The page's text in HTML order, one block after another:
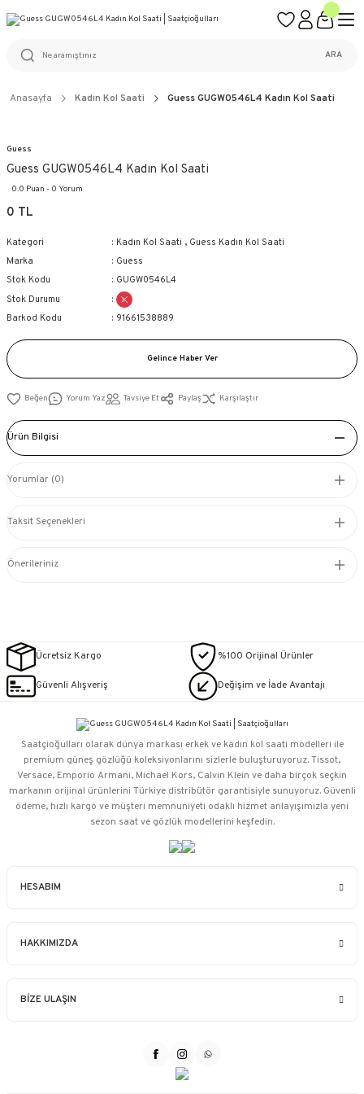
%100 ORİJİNAL ÜRÜN GARANTİSİ
ARA
Anasayfa Kadın Kol Saati Guess GUGW0546L4 Kadın Kol Saati
Guess
Guess GUGW0546L4 Kadın Kol Saati
0.0 Puan - 0 Yorum
0 TL
Kategori Kadın Kol Saati , Guess Kadın Kol Saati
Marka
Guess
Stok Kodu
GUGW0546L4
Stok Durumu
Barkod Kodu
91661538889
Gelince Haber Ver
Yorum Yaz Tavsiye Et Paylaş Karşılaştır
Ürün Bilgisi
Yorumlar (0)
Taksit Seçenekleri
Önerileriniz
Ücretsiz Kargo %100 Orijinal Ürünler
Güvenli Alışveriş Değişim ve İade Avantajı
HESABIM
HAKKIMIZDA
BİZE ULAŞIN
Saatçioğulları⁠ olarak dünya markası erkek ve kadın kol saati modelleri ile
premium güneş gözlüğü koleksiyonlarını sizlerle buluşturuyoruz. Tissot,
Versace, Emporio Armani, Michael Kors, Calvin Klein ve daha birçok seçkin
markanın orijinal ürünlerini Türkiye distribütör garantisiyle sunuyoruz. Güvenli
ödeme, hızlı kargo ve müşteri memnuniyeti odaklı hizmet anlayışımızla yeni
sezon saat ve gözlük modellerini keşfedin.